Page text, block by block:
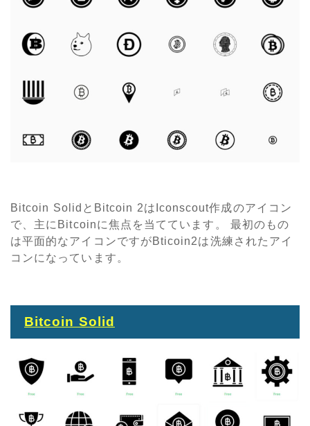
Bitcoin SolidとBitcoin 2はIconscout作成のアイコン
で、主にBitcoinに焦点を当てています。 最初のもの
は平面的なアイコンですがBticoin2は洗練されたアイ
コンになっています。
Bitcoin Solid